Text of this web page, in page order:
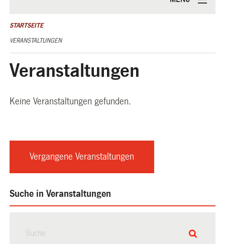
ÜBER UNS
STARTSEITE
VERANSTALTUNGEN
Veranstaltungen
Keine Veranstaltungen gefunden.
Vergangene Veranstaltungen
Suche in Veranstaltungen